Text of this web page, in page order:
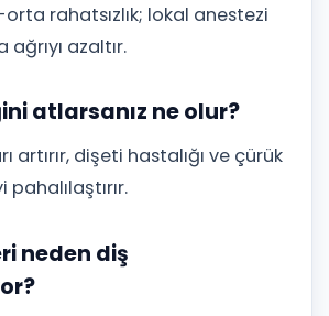
rahatsızlık; lokal anestezi
ağrıyı azaltır.
atlarsanız ne olur?
artırır, dişeti hastalığı ve çürük
neden diş